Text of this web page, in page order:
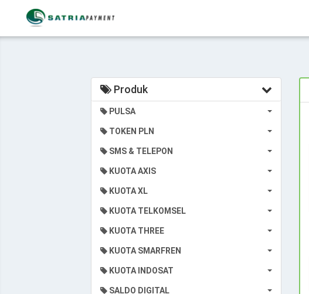
Produk
PULSA
TOKEN PLN
SMS & TELEPON
KUOTA AXIS
KUOTA XL
KUOTA TELKOMSEL
KUOTA THREE
KUOTA SMARFREN
KUOTA INDOSAT
SALDO DIGITAL